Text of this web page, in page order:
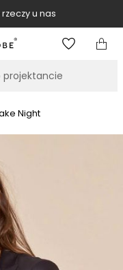
u nas
Night